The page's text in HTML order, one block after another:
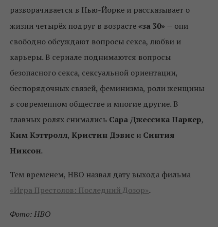
разворачивается в Нью-Йорке и рассказывает о
жизни четырёх подруг в возрасте «за 30» – они
свободно обсуждают вопросы секса, любви и
карьеры. В сериале поднимаются вопросы
безопасного секса, сексуальной ориентации,
беспорядочных связей, феминизма, роли женщины
в современном обществе и многие другие. В
главных ролях снимались Сара Джессика Паркер,
Ким Кэттролл, Кристин Дэвис и Синтия
Никсон.
Тем временем, HBO назвал дату выхода фильма
«Игра Престолов: Последний Дозор».
Фото: HBO